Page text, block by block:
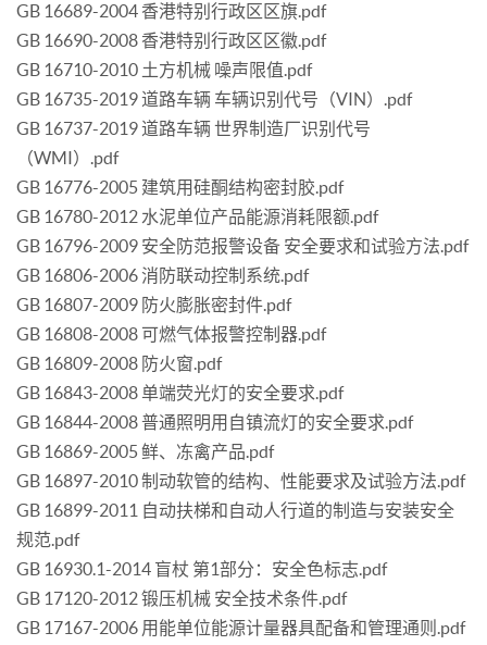
GB 16689-2004 香港特别行政区区旗.pdf
GB 16690-2008 香港特别行政区区徽.pdf
GB 16710-2010 土方机械 噪声限值.pdf
GB 16735-2019 道路车辆 车辆识别代号（VIN）.pdf
GB 16737-2019 道路车辆 世界制造厂识别代号
（WMI）.pdf
GB 16776-2005 建筑用硅酮结构密封胶.pdf
GB 16780-2012 水泥单位产品能源消耗限额.pdf
GB 16796-2009 安全防范报警设备 安全要求和试验方法.pdf
GB 16806-2006 消防联动控制系统.pdf
GB 16807-2009 防火膨胀密封件.pdf
GB 16808-2008 可燃气体报警控制器.pdf
GB 16809-2008 防火窗.pdf
GB 16843-2008 单端荧光灯的安全要求.pdf
GB 16844-2008 普通照明用自镇流灯的安全要求.pdf
GB 16869-2005 鲜、冻禽产品.pdf
GB 16897-2010 制动软管的结构、性能要求及试验方法.pdf
GB 16899-2011 自动扶梯和自动人行道的制造与安装安全
规范.pdf
GB 16930.1-2014 盲杖 第1部分：安全色标志.pdf
GB 17120-2012 锻压机械 安全技术条件.pdf
GB 17167-2006 用能单位能源计量器具配备和管理通则.pdf